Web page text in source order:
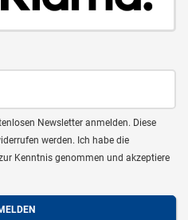
Newsletter anmelden. Diese
werden. Ich habe die
Kenntnis genommen und akzeptiere